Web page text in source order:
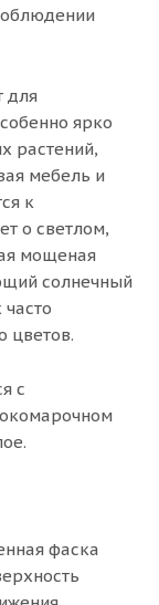
для
ярко
растений,
мебель и
к
о светлом,
мощеная
солнечный
цветов.
с
фаска